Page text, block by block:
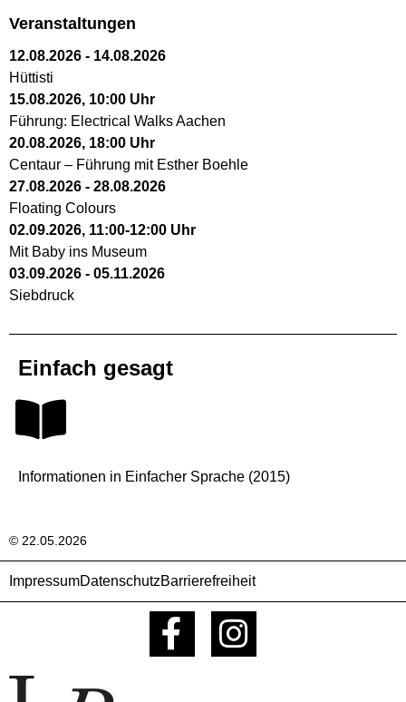
Veranstaltungen
12.08.2026 - 14.08.2026
Hüttisti
15.08.2026, 10:00 Uhr
Führung: Electrical Walks Aachen
20.08.2026, 18:00 Uhr
Centaur – Führung mit Esther Boehle
27.08.2026 - 28.08.2026
Floating Colours
02.09.2026, 11:00-12:00 Uhr
Mit Baby ins Museum
03.09.2026 - 05.11.2026
Siebdruck
Einfach gesagt
Informationen in Einfacher Sprache (2015)
© 22.05.2026
ImpressumDatenschutzBarrierefreiheit